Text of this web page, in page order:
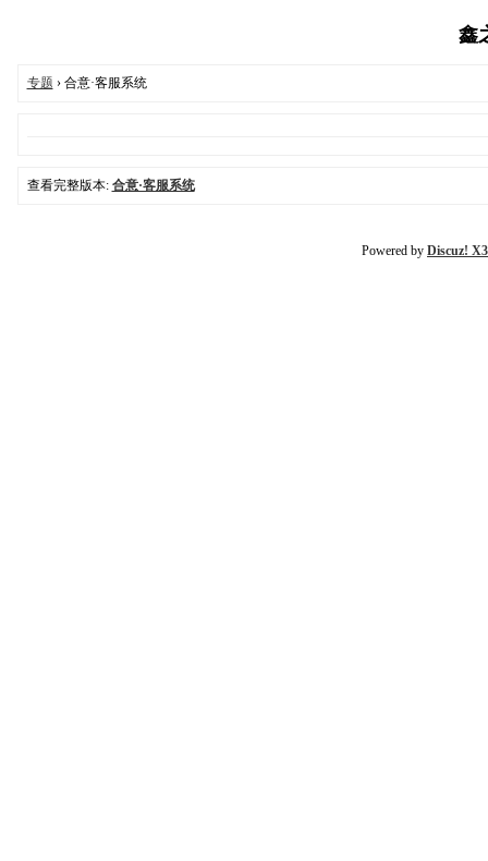
鑫
专题 › 合意·客服系统
查看完整版本: 合意·客服系统
Powered by Discuz!